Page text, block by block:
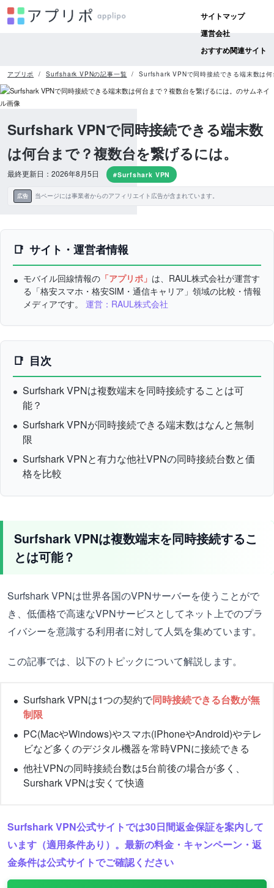
サイトマップ
運営会社
おすすめ関連サイト
アプリポ Surfshark VPNの記事一覧 Surfshark VPNで同時接続できる端末数は
Surfshark VPNで同時接続できる端末数
は何台まで？複数台を繋げるには。
最終更新日：2026年8月5日 #Surfshark VPN
広告 当ページには事業者からのアフィリエイト広告が含まれています。
サイト・運営者情報
モバイル回線情報の 「アプリポ」 は、RAUL株式会社が運営す
る「格安スマホ・格安SIM・通信キャリア」領域の比較・情報
メディアです。 運営：RAUL株式会社
目次
Surfshark VPNは複数端末を同時接続することは可
能？
Surfshark VPNが同時接続できる端末数はなんと無制
限
Surfshark VPNと有力な他社VPNの同時接続台数と価
格を比較
Surfshark VPNは複数端末を同時接続するこ
とは可能？
Surfshark VPNは世界各国のVPNサーバーを使うことがで
き、低価格で高速なVPNサービスとしてネット上でのプラ
イバシーを意識する利用者に対して人気を集めています。
この記事では、以下のトピックについて解説します。
Surfshark VPNは1つの契約で同時接続できる台数が無
制限
PC(MacやWindows)やスマホ(iPhoneやAndroid)やテレ
ビなど多くのデジタル機器を常時VPNに接続できる
他社VPNの同時接続台数は5台前後の場合が多く、
Surshark VPNは安くて快適
Surfshark VPN公式サイトでは30日間返金保証を案内して
います（適用条件あり）。最新の料金・キャンペーン・返
金条件は公式サイトでご確認ください